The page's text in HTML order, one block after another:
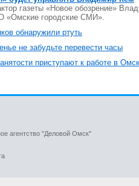
газеты «Новое обозрение»
«Омские городские СМИ».
обнаружили ртуть
не забудьте перевести часы
приступают к работе в
агентство "Деловой Омск"